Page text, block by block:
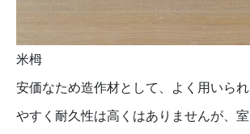
米栂
安価なため造作材として、よく用いら
やすく耐久性は高くはありませんが、